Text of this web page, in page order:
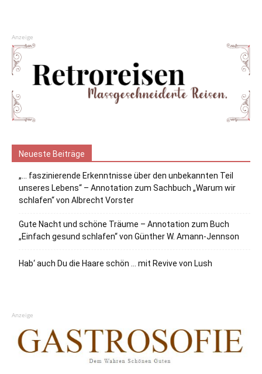
Anzeige
Neueste Beiträge
„… faszinierende Erkenntnisse über den unbekannten Teil
unseres Lebens“ – Annotation zum Sachbuch „Warum wir
schlafen“ von Albrecht Vorster
Gute Nacht und schöne Träume – Annotation zum Buch
„Einfach gesund schlafen“ von Günther W. Amann-Jennson
Hab‘ auch Du die Haare schön … mit Revive von Lush
Anzeige